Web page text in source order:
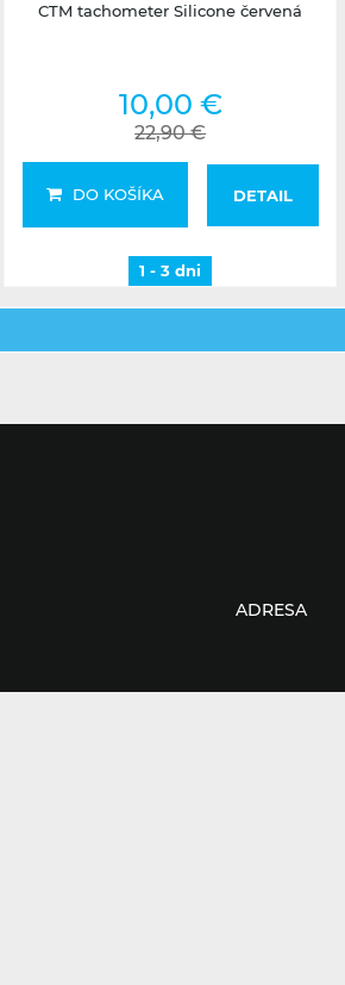
CTM tachometer Silicone červená
10,00 €
22,90 €
DO KOŠÍKA DETAIL
1 - 3 dni
ADRESA